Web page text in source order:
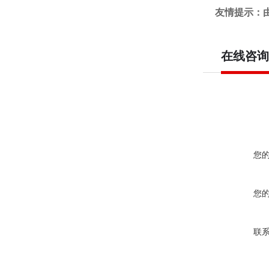
友情提示：
在线咨询
您
您
联